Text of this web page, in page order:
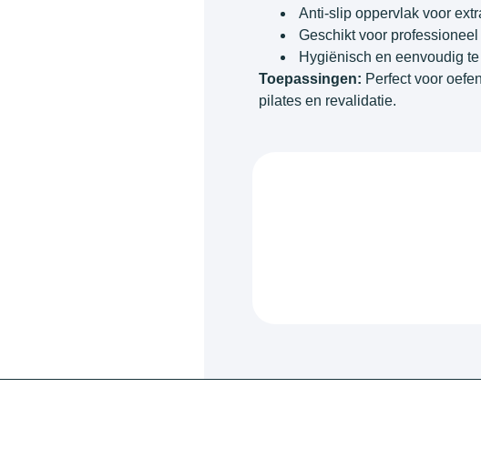
Anti-slip oppervlak voor
Geschikt voor
Hygiënisch en eenvoudig
Toepassingen: Perfect voor
pilates en revalidatie.